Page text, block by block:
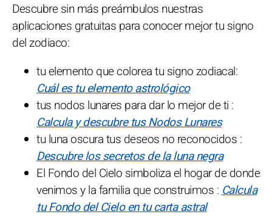
Descubre sin más preámbulos nuestras
aplicaciones gratuitas para conocer mejor tu signo
del zodiaco:
tu elemento que colorea tu signo zodiacal:
Cuál es tu elemento astrológico
tus nodos lunares para dar lo mejor de ti :
Calcula y descubre tus Nodos Lunares
tu luna oscura tus deseos no reconocidos :
Descubre los secretos de la luna negra
El Fondo del Cielo simboliza el hogar de donde
venimos y la familia que construimos :Calcula
tu Fondo del Cielo en tu carta astral